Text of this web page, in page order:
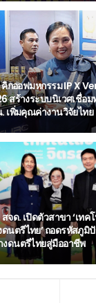
คิกออฟมหกรรม IP X
สร้างระบบนิเวศเชื่อ
เพิ่มคุณค่างานวิจัยไทย
จด. เปิดตัวสาขา ‘เท
ดนตรีไทย’ ​ถอดรหัสภู
ดนตรีไทยสู่มืออาชีพ